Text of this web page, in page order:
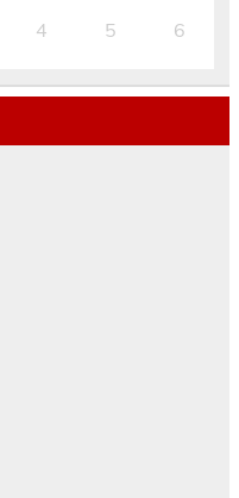
4 5 6